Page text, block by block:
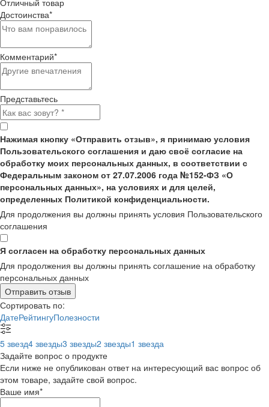
Отличный товар
Достоинства*
Комментарий*
Представьтесь
Нажимая кнопку «Отправить отзыв», я принимаю условия
Пользовательского соглашения и даю своё согласие на
обработку моих персональных данных, в соответствии с
Федеральным законом от 27.07.2006 года №152-ФЗ «О
персональных данных», на условиях и для целей,
определенных Политикой конфиденциальности.
Для продолжения вы должны принять условия Пользовательского
соглашения
Я согласен на обработку персональных данных
Для продолжения вы должны принять соглашение на обработку
персональных данных
Отправить отзыв
Сортировать по:
ДатеРейтингуПолезности
5 звезд4 звезды3 звезды2 звезды1 звезда
Задайте вопрос о продукте
Если ниже не опубликован ответ на интересующий вас вопрос об
этом товаре, задайте свой вопрос.
Ваше имя*